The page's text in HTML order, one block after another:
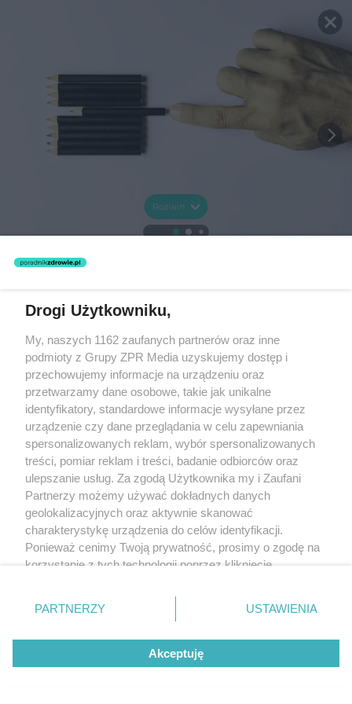
Rozwiń
Drogi Użytkowniku,
My, naszych 1162 zaufanych partnerów oraz inne
podmioty z Grupy ZPR Media uzyskujemy dostęp i
przechowujemy informacje na urządzeniu oraz
przetwarzamy dane osobowe, takie jak unikalne
identyfikatory, standardowe informacje wysyłane przez
urządzenie czy dane przeglądania w celu zapewniania
spersonalizowanych reklam, wybór spersonalizowanych
treści, pomiar reklam i treści, badanie odbiorców oraz
ulepszanie usług. Za zgodą Użytkownika my i Zaufani
Partnerzy możemy używać dokładnych danych
geolokalizacyjnych oraz aktywnie skanować
charakterystykę urządzenia do celów identyfikacji.
Ponieważ cenimy Twoją prywatność, prosimy o zgodę na
korzystanie z tych technologii poprzez kliknięcie
zmienić/wycofać klikając przycisk ustawień prywatności
znajdujący się w lewym dolnym rogu strony
rodzaje przetwarzania danych nie wymagają zgody
użytkownika, ale masz prawo sprzeciwić się takiemu
przetwarzaniu. Preferencje będą miały zastosowanie tylko
PARTNERZY USTAWIENIA
Akceptuję